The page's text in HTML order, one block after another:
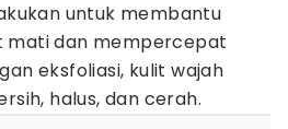
untuk membantu
mati dan mempercepat
eksfoliasi, kulit wajah
halus, dan cerah.